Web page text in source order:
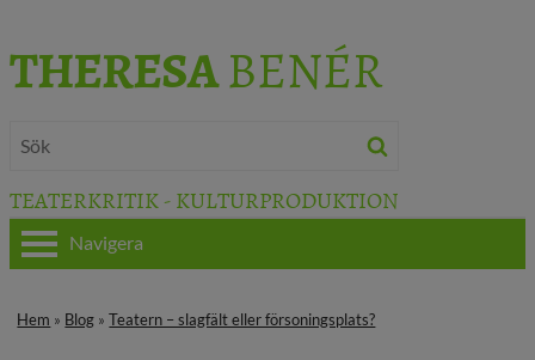
THERESABENÉR
TEATERKRITIK - KULTURPRODUKTION
Navigera
Hem » Blog »Teatern – slagfält eller försoningsplats?